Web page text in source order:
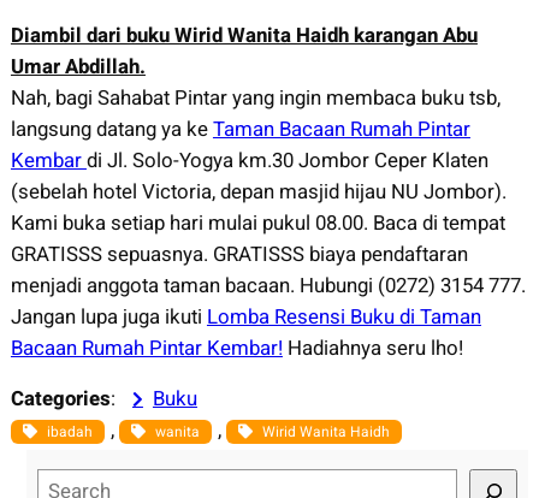
Diambil dari buku Wirid Wanita Haidh karangan Abu
Umar Abdillah.
Nah, bagi Sahabat Pintar yang ingin membaca buku tsb,
langsung datang ya keTaman Bacaan Rumah Pintar
Kembardi Jl. Solo-Yogya km.30 Jombor Ceper Klaten
(sebelah hotel Victoria, depan masjid hijau NU Jombor).
Kami buka setiap hari mulai pukul 08.00. Baca di tempat
GRATISSS sepuasnya. GRATISSS biaya pendaftaran
menjadi anggota taman bacaan. Hubungi (0272) 3154 777.
Jangan lupa juga ikuti Lomba Resensi Buku di Taman
Bacaan Rumah Pintar Kembar! Hadiahnya seru lho!
Categories: Buku
ibadah , wanita , Wirid Wanita Haidh